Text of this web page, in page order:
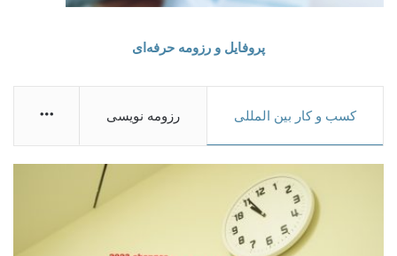
پروفایل و رزومه حرفه‌ای
کسب و کار بین المللی رزومه نویسی More